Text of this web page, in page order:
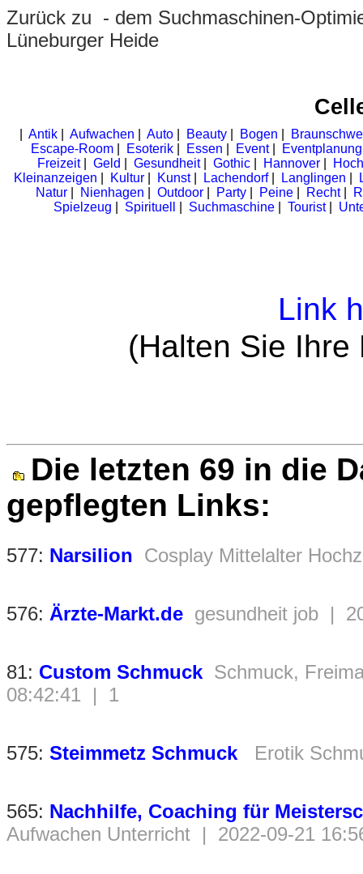
Zurück zu - dem Suchmaschinen-
Lüneburger Heide
Antik Aufwachen Auto Beauty Bogen
Escape-Room
Esoterik Essen Event| Eventplanung
Freizeit| Geld Gesundheit| Gothic Hannover
Kleinanzeigen
Kultur| Kunst| Lachendorf| Langlingen
Natur| Nienhagen Outdoor| Party| Peine| Recht|
Spielzeug
Spirituell Suchmaschine| Tourist|
Link
(Halten Sie Ihre
Die letzten 69 in die
gepflegten Links:
577: Narsilion Cosplay Mittelalter
576: Ärzte-Markt.de gesundheit job |
81: Custom Schmuck Schmuck,
08:42:41 | 1
575: Steimmetz Schmuck Erotik
565: Nachhilfe, Coaching für
Aufwachen Unterricht | 2022-09-21